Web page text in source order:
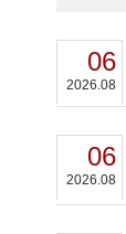
06
2026.08
06
2026.08